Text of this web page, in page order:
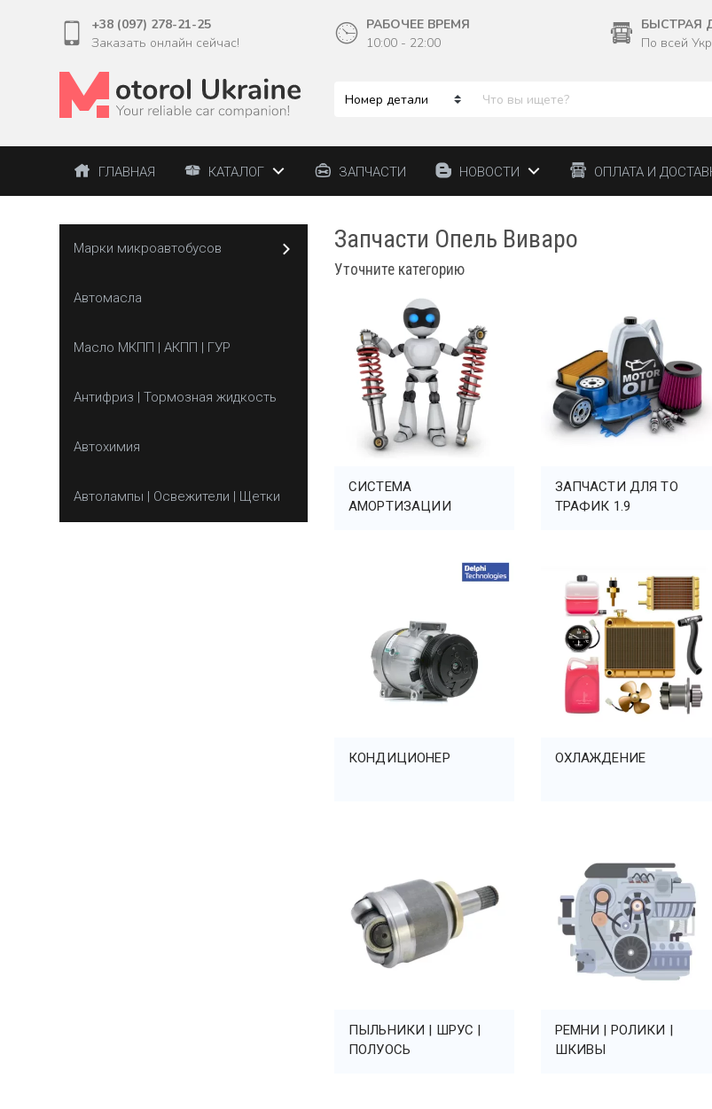
+38 (097) 278-21-25
Заказать онлайн сейчас!
РАБОЧЕЕ ВРЕМЯ
10:00 - 22:00
БЫСТРАЯ
По всей
ГЛАВНАЯ КАТАЛОГ ЗАПЧАСТИ НОВОСТИ ОПЛАТА И
Марки микроавтобусов
Автомасла
Масло МКПП | АКПП | ГУР
Антифриз | Тормозная жидкость
Автохимия
Автолампы | Освежители | Щетки
Запчасти Опель Виваро
Уточните категорию
CИСТЕМА
АМОРТИЗАЦИИ
ЗАПЧАСТИ ДЛЯ ТО
ТРАФИК 1.9
КОНДИЦИОНЕР ОХЛАЖДЕНИЕ
ПЫЛЬНИКИ | ШРУС |
ПОЛУОСЬ
РЕМНИ | РОЛИКИ |
ШКИВЫ